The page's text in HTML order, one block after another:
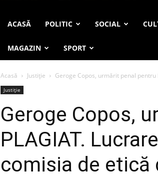
ACASĂ POLITIC SOCIAL
MAGAZIN SPORT
Acasă Justiție Geroge Copos, urmărit penal pentru
Justiție
Geroge Copos,
PLAGIAT.
comisia de etică